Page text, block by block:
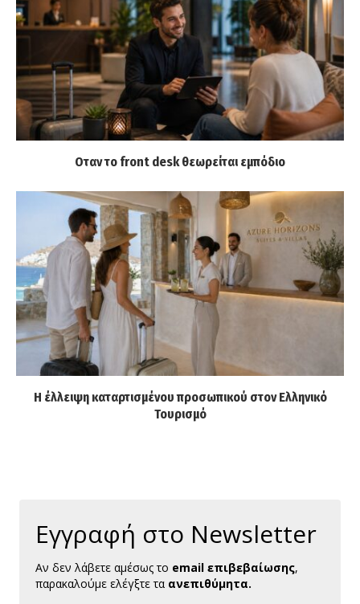
Οταν το front desk θεωρείται εμπόδιο
Η έλλειψη καταρτισμένου προσωπικού στον Ελληνικό
Τουρισμό
Εγγραφή στο Newsletter
Αν δεν λάβετε αμέσως το email επιβεβαίωσης,
παρακαλούμε ελέγξτε τα ανεπιθύμητα.